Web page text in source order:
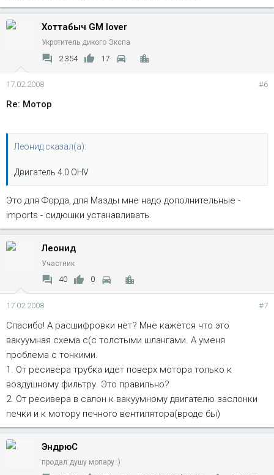
Хоттабыч GM lover
Укротитель дикого Экспа
2 354 17
17.02.2008 #6
Re: Мотор
Леонид сказал(а):
Двигатель 4.0 OHV
Это для Форда, для Мазды мне надо дополнительные -
imports - сидюшки устанавливать.
Леонид
Участник
40 0
17.02.2008 #7
Спасибо! А расшифровки нет? Мне кажется что это
вакуумная схема с(с толстыми шлангами. А уменя
проблема с тонкими.
1. От ресивера трубка идет поверх мотора только к
воздушному фильтру. Это правильно?
2. От ресивера в салон к вакуумному двигателю заслонки
печки и к мотору печного вентилятора(вроде бы)
ЭндрюС
продал душу мопару :)